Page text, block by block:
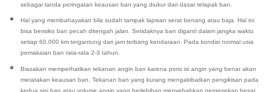
sebagai tanda peringatan keausan ban yang diukur dari dasar telapak ban.
Hal yang membahayakan bila sudah tampak lapisan serat benang atau baja. Hal ini
bisa berisiko ban pecah ditengah jalan. Setidaknya ban diganti dalam jangka waktu
setiap 60.000 km tergantung dari jam terbang kendaraan. Pada kondisi normal usia
pemakaian ban rata-rata 2-3 tahun.
Biasakan memperhatikan tekanan angin ban karena porsi isi angin yang benar akan
meratakan keausan ban. Tekanan ban yang kurang mengakibatkan pengikisan pada
kedua sisi ban atau volume angin yang berlebihan menyebabkan pergesekan besar